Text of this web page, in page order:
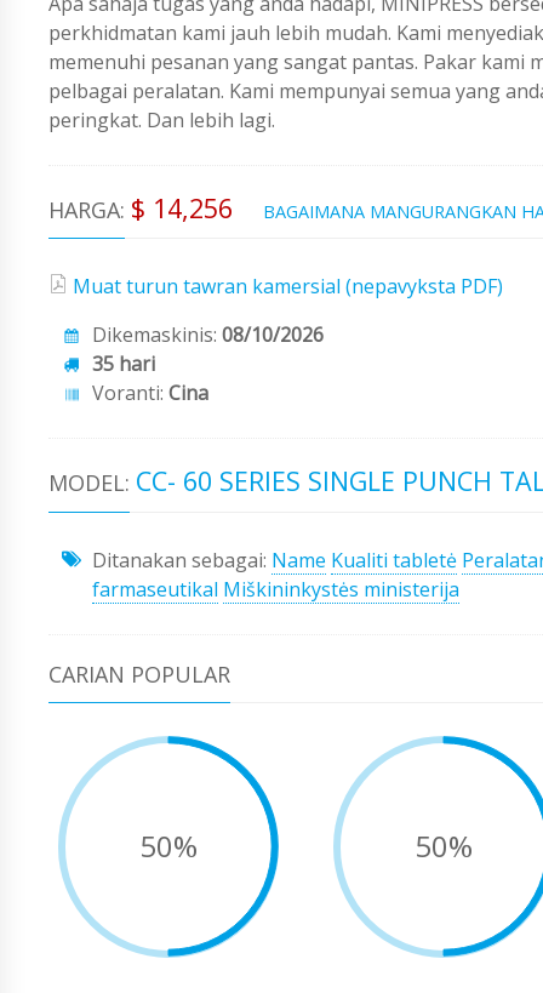
perkhidmatan kami jauh lebih mudah. Kami
memenuhi pesanan yang sangat pantas. Pakar
pelbagai peralatan. Kami mempunyai semua yang
peringkat. Dan lebih lagi.
HARGA: $ 14,256 BAGAIMANA MANGURANGKAN
Muat turun tawran kamersial (nepavyksta PDF)
Dikemaskinis: 08/10/2026
35 hari
Voranti: Cina
MODEL: CC- 60 SERIES SINGLE PUNCH
Ditanakan sebagai: Name Kualiti tabletė
farmaseutikal Miškininkystės ministerija
CARIAN POPULAR
50% 50%